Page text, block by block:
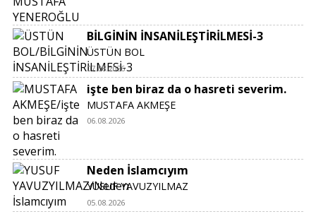
BİLGİNİN İNSANİLEŞTİRİLMESİ-3
ÜSTÜN BOL
07.08.2026
işte ben biraz da o hasreti severim.
MUSTAFA AKMEŞE
06.08.2026
Neden İslamcıyım
YUSUF YAVUZYILMAZ
05.08.2026